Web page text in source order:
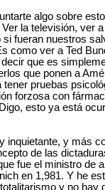
algo sobre
la televisión, ver
fueran nuestros
como ver a Ted
que es
que ponen a
tener pruebas
forzosa con
esto ya está
inquietante, y más
de las
fue el ministro de
en 1,981. Y he
y no hay